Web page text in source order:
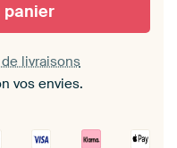
panier
livraisons
vos envies.